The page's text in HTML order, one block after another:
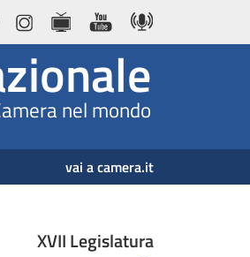
nel mondo
vai a camera.it
XVII Legislatura